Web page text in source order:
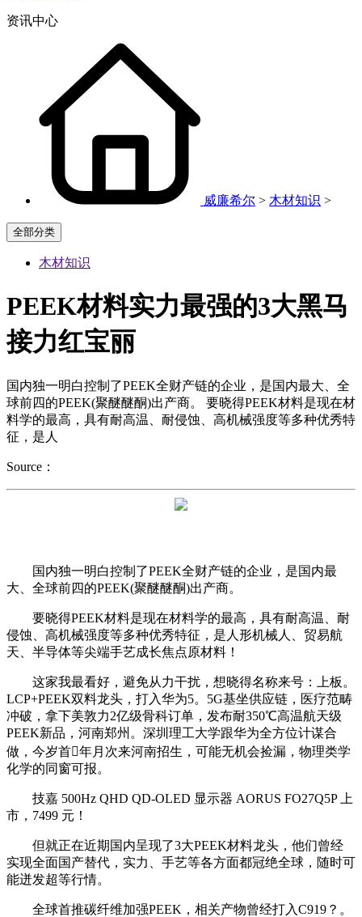
资讯中心
威廉希尔 > 木材知识 >
全部分类
木材知识
PEEK材料实力最强的3大黑马
接力红宝丽
国内独一明白控制了PEEK全财产链的企业，是国内最大、全
球前四的PEEK(聚醚醚酮)出产商。 要晓得PEEK材料是现在材
料学的最高，具有耐高温、耐侵蚀、高机械强度等多种优秀特
征，是人
Source：
国内独一明白控制了PEEK全财产链的企业，是国内最
大、全球前四的PEEK(聚醚醚酮)出产商。
要晓得PEEK材料是现在材料学的最高，具有耐高温、耐
侵蚀、高机械强度等多种优秀特征，是人形机械人、贸易航
天、半导体等尖端手艺成长焦点原材料！
这家我最看好，避免从力干扰，想晓得名称来号：上板。
LCP+PEEK双料龙头，打入华为5。5G基坐供应链，医疗范畴
冲破，拿下美敦力2亿级骨科订单，发布耐350℃高温航天级
PEEK新品，河南郑州。深圳理工大学跟华为全方位计谋合
做，今岁首年月次来河南招生，可能无机会捡漏，物理类学
化学的同窗可报。
技嘉 500Hz QHD QD-OLED 显示器 AORUS FO27Q5P 上
市，7499 元！
但就正在近期国内呈现了3大PEEK材料龙头，他们曾经
实现全面国产替代，实力、手艺等各方面都冠绝全球，随时可
能迸发超等行情。
全球首推碳纤维加强PEEK，相关产物曾经打入C919？。